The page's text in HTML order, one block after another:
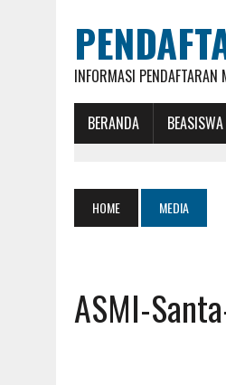
INFORMASI
BERANDA BEASISWA
HOME MEDIA
ASMI-